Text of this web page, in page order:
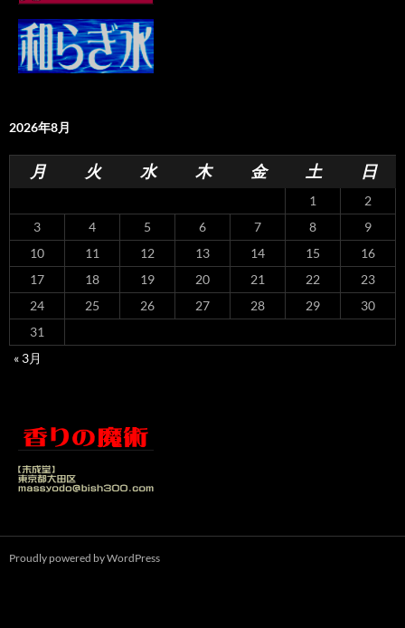
2026年8月
月 火 水 木 金 土 日
1
2
3
4 5 6 7 8
9
10
11 12 13 14 15
16
17
18 19 20 21 22
23
24
25 26 27 28 29
30
31
« 3月
Proudly powered by WordPress